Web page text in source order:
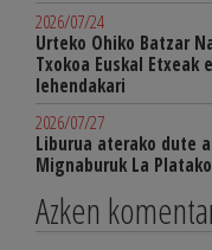
2026/07/24
Urteko Ohiko Batzar
Txokoa Euskal
lehendakari
2026/07/27
Liburua aterako dute
Mignaburuk La
Azken